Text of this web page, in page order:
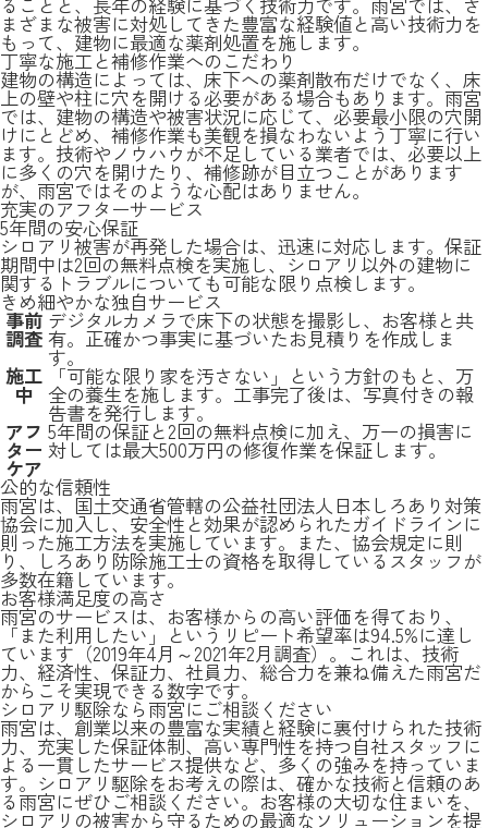
まざまな被害に対処してきた豊富な経験値と高い技術力を
もって、建物に最適な薬剤処置を施します。
丁寧な施工と補修作業へのこだわり
建物の構造によっては、床下への薬剤散布だけでなく、床
上の壁や柱に穴を開ける必要がある場合もあります。雨宮
では、建物の構造や被害状況に応じて、必要最小限の穴開
けにとどめ、補修作業も美観を損なわないよう丁寧に行い
ます。技術やノウハウが不足している業者では、必要以上
に多くの穴を開けたり、補修跡が目立つことがあります
が、雨宮ではそのような心配はありません。
充実のアフターサービス
5年間の安心保証
シロアリ被害が再発した場合は、迅速に対応します。保証
期間中は2回の無料点検を実施し、シロアリ以外の建物に
関するトラブルについても可能な限り点検します。
きめ細やかな独自サービス
事前
調査
デジタルカメラで床下の状態を撮影し、お客様と共
有。正確かつ事実に基づいたお見積りを作成しま
す。
施工
中
「可能な限り家を汚さない」という方針のもと、万
全の養生を施します。工事完了後は、写真付きの報
告書を発行します。
アフ
ター
ケア
5年間の保証と2回の無料点検に加え、万一の損害に
対しては最大500万円の修復作業を保証します。
公的な信頼性
雨宮は、国土交通省管轄の公益社団法人日本しろあり対策
協会に加入し、安全性と効果が認められたガイドラインに
則った施工方法を実施しています。また、協会規定に則
り、しろあり防除施工士の資格を取得しているスタッフが
多数在籍しています。
お客様満足度の高さ
雨宮のサービスは、お客様からの高い評価を得ており、
「また利用したい」というリピート希望率は94.5%に達し
ています（2019年4月～2021年2月調査）。これは、技術
力、経済性、保証力、社員力、総合力を兼ね備えた雨宮だ
からこそ実現できる数字です。
シロアリ駆除なら雨宮にご相談ください
雨宮は、創業以来の豊富な実績と経験に裏付けられた技術
力、充実した保証体制、高い専門性を持つ自社スタッフに
よる一貫したサービス提供など、多くの強みを持っていま
す。シロアリ駆除をお考えの際は、確かな技術と信頼のあ
る雨宮にぜひご相談ください。お客様の大切な住まいを、
シロアリの被害から守るための最適なソリューションを提